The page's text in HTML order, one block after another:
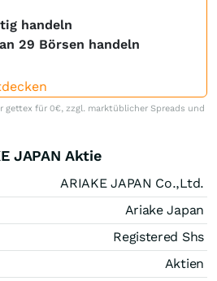
handeln
29 Börsen handeln
gettex für 0€, zzgl. marktüblicher Spreads und
JAPAN Aktie
ARIAKE JAPAN Co.,Ltd.
Ariake Japan
Registered Shs
Aktien